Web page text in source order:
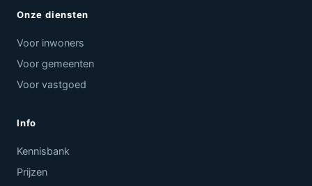
Onze diensten
Voor inwoners
Voor gemeenten
Voor vastgoed
Info
Kennisbank
Prijzen